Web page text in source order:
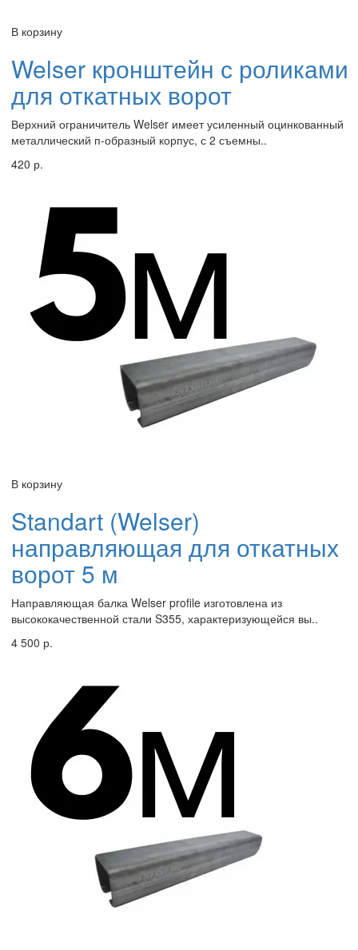
В корзину
Welser кронштейн с роликами
для откатных ворот
Верхний ограничитель Welser имеет усиленный оцинкованный
металлический п-образный корпус, с 2 съемны..
420 р.
В корзину
Standart (Welser)
направляющая для откатных
ворот 5 м
Направляющая балка Welser profile изготовлена из
высококачественной стали S355, характеризующейся вы..
4 500 р.